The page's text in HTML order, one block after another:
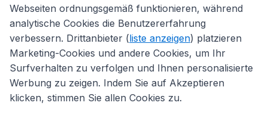
Webseiten ordnungsgemäß funktionieren, während
analytische Cookies die Benutzererfahrung
verbessern. Drittanbieter (liste anzeigen) platzieren
Marketing-Cookies und andere Cookies, um Ihr
Surfverhalten zu verfolgen und Ihnen personalisierte
Werbung zu zeigen. Indem Sie auf Akzeptieren
klicken, stimmen Sie allen Cookies zu.